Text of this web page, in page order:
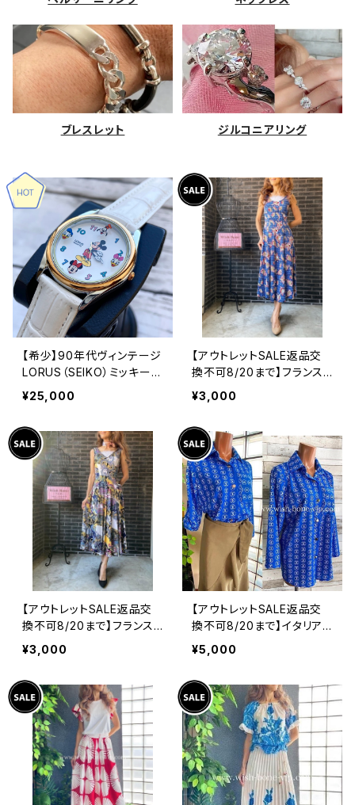
ブレスレット ジルコニアリング
【希少】90年代ヴィンテージ
LORUS（SEIKO）ミッキーマ
ウス 腕時計（RRS260） 1
990年代未使用品 電池交
LOR④
¥25,000
【アウトレットSALE返品交
換不可8/20まで】フランス
製インポート・ロング丈マキ
シワンピース｜フレアAライ
ルーフラワー(S)(L)
¥3,000
【アウトレットSALE返品交
換不可8/20まで】フランス
製インポート・ロング丈マキ
シワンピース｜フレアAライ
エロー系プリント
¥3,000
【アウトレットSALE返品交
換不可8/20まで】イタリア
製シャツ・ブラウス・トップス
｜Made in ITALY｜ロール
ャツ/ブルー
¥5,000